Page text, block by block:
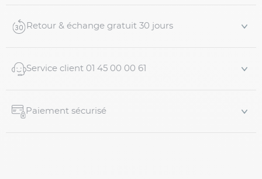
Retour & échange gratuit 30 jours
Service client 01 45 00 00 61
Paiement sécurisé